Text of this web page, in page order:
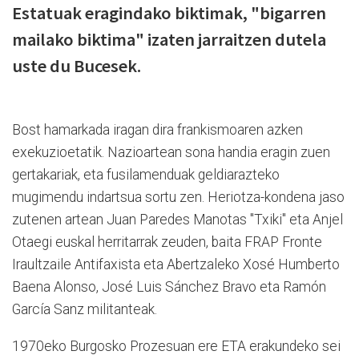
Estatuak eragindako biktimak, "bigarren
mailako biktima" izaten jarraitzen dutela
uste du Bucesek.
Bost hamarkada iragan dira frankismoaren azken
exekuzioetatik. Nazioartean sona handia eragin zuen
gertakariak, eta fusilamenduak geldiarazteko
mugimendu indartsua sortu zen. Heriotza-kondena jaso
zutenen artean Juan Paredes Manotas "Txiki" eta Anjel
Otaegi euskal herritarrak zeuden, baita FRAP Fronte
Iraultzaile Antifaxista eta Abertzaleko Xosé Humberto
Baena Alonso, José Luis Sánchez Bravo eta Ramón
García Sanz militanteak.
1970eko Burgosko Prozesuan ere ETA erakundeko sei